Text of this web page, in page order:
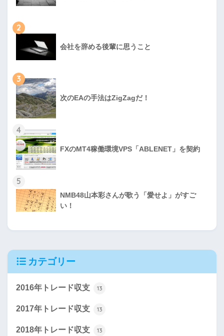
2
会社を辞める後輩に思うこと
3
次のEAの手法はZigZagだ！
4
FXのMT4稼働環境VPS「ABLENET」を契約
5
NMB48山本彩さんが歌う「愛せよ」がすご
い！
カテゴリー
2016年トレード収支 13
2017年トレード収支 13
2018年トレード収支 13